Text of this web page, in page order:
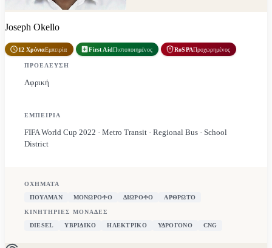
Joseph Okello
12 ΧρόνιαΕμπειρία First AidΠιστοποιημένος RoSPAΠροχωρημένος
ΠΡΟΈΛΕΥΣΗ
Αφρική
ΕΜΠΕΙΡΊΑ
FIFA World Cup 2022 · Metro Transit · Regional Bus · School
District
ΟΧΉΜΑΤΑ
ΠΟΎΛΜΑΝ ΜΟΝΏΡΟΦΟ ΔΙΏΡΟΦΟ ΑΡΘΡΩΤΌ
ΚΙΝΗΤΉΡΙΕΣ ΜΟΝΆΔΕΣ
DIESEL ΥΒΡΙΔΙΚΌ ΗΛΕΚΤΡΙΚΌ ΥΔΡΟΓΌΝΟ CNG